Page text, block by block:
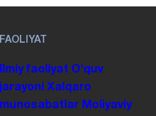
FAOLIYAT
Ilmiy faoliyat Oʻquv
jarayoni
Xalqaro
munosabatlar Moliyaviy